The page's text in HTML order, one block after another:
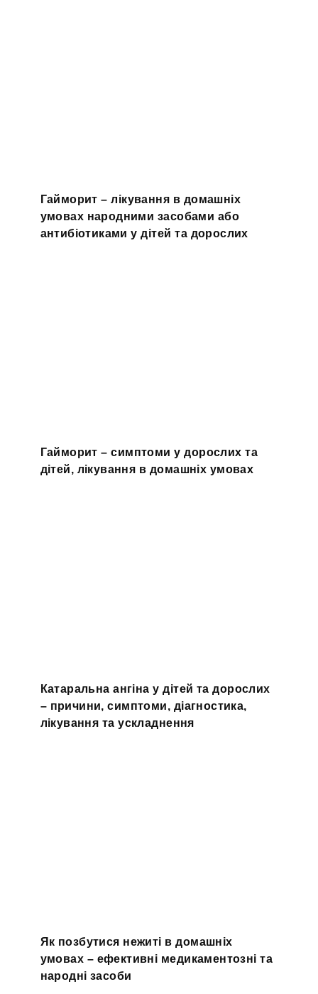
Гайморит – лікування в домашніх
умовах народними засобами або
антибіотиками у дітей та дорослих
Гайморит – симптоми у дорослих та
дітей, лікування в домашніх умовах
Катаральна ангіна у дітей та дорослих
– причини, симптоми, діагностика,
лікування та ускладнення
Як позбутися нежиті в домашніх
умовах – ефективні медикаментозні та
народні засоби